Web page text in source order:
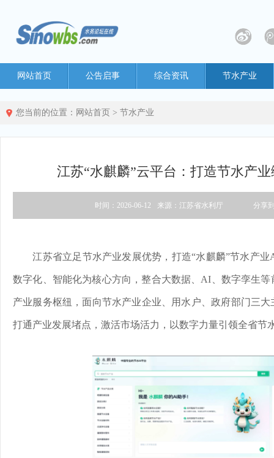
网站首页 公告启事 综合资讯 节水产业
您当前的位置： 网站首页 > 节水产业
江苏“水麒麟”云平台：打造节水产
时间：2026-06-12 来源：江苏省水利厅 分享
江苏省立足节水产业发展优势，打造“水麒麟”节水产
数字化、智能化为核心方向，整合大数据、AI、数字孪生
产业服务枢纽，面向节水产业企业、用水户、政府部门三
打通产业发展堵点，激活市场活力，以数字力量引领全省节